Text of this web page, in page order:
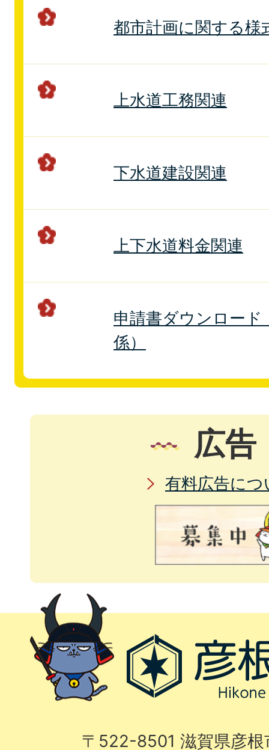
都市計画に関する様
上水道工務関連
下水道建設関連
上下水道料金関連
申請書ダウンロード
係）
広告
有料広告につ
〒522-8501 滋賀県彦